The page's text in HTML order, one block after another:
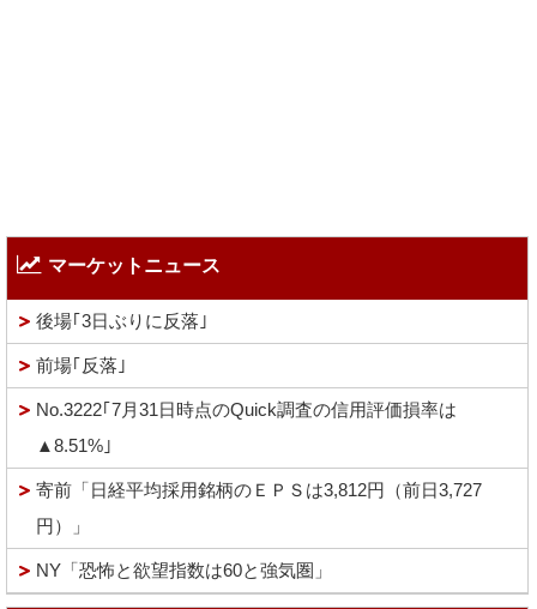
マーケットニュース
後場｢3日ぶりに反落｣
前場｢反落｣
No.3222｢7月31日時点のQuick調査の信用評価損率は
▲8.51%｣
寄前「日経平均採用銘柄のＥＰＳは3,812円（前日3,727
円）」
NY「恐怖と欲望指数は60と強気圏」